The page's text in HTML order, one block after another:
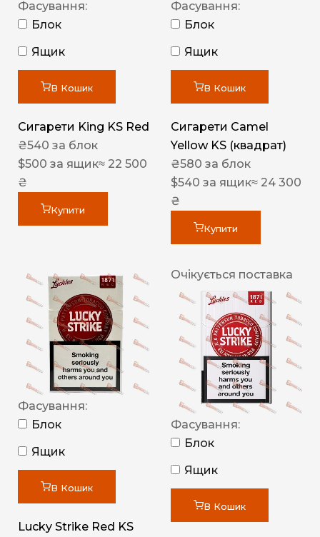
Фасування:
Блок
Ящик
В Кошик
Сигарети King KS Red
₴540 за блок
$500 за ящик≈ 22 500
₴
Купити
Фасування:
Блок
Ящик
В Кошик
Сигарети Camel
Yellow KS (квадрат)
₴580 за блок
$540 за ящик≈ 24 300
₴
Купити
Фасування:
Блок
Ящик
В Кошик
Lucky Strike Red KS
Очікується поставка
Фасування:
Блок
Ящик
В Кошик